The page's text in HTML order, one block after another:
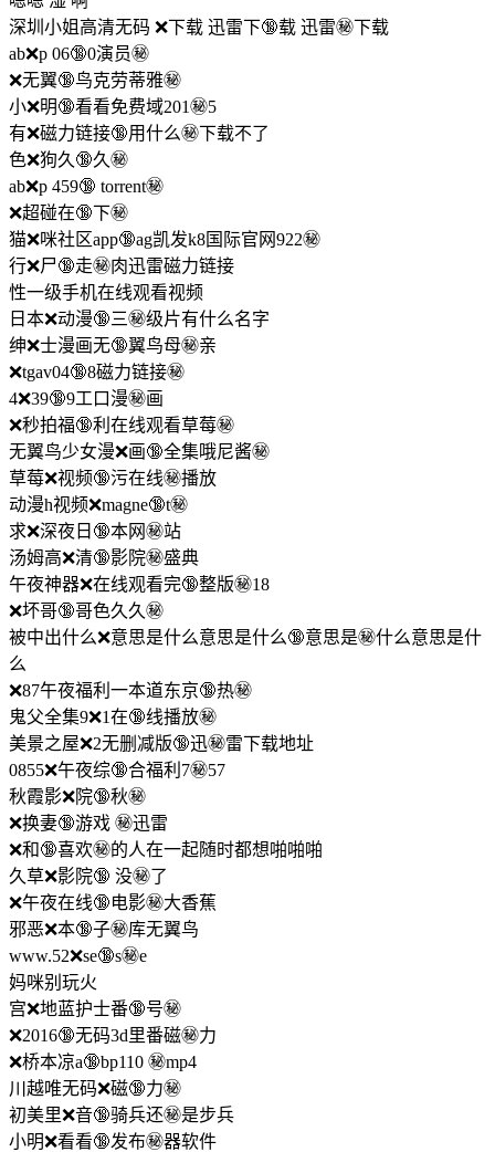
深圳小姐高清无码 ❌下载 迅雷下🔞载 迅雷㊙️下载
ab❌p 06🔞0演员㊙️
❌无翼🔞鸟克劳蒂雅㊙️
小❌明🔞看看免费域201㊙️5
有❌磁力链接🔞用什么㊙️下载不了
色❌狗久🔞久㊙️
ab❌p 459🔞 torrent㊙️
❌超碰在🔞下㊙️
猫❌咪社区app🔞ag凯发k8国际官网922㊙️
行❌尸🔞走㊙️肉迅雷磁力链接
性一级手机在线观看视频
日本❌动漫🔞三㊙️级片有什么名字
绅❌士漫画无🔞翼鸟母㊙️亲
❌tgav04🔞8磁力链接㊙️
4❌39🔞9工口漫㊙️画
❌秒拍福🔞利在线观看草莓㊙️
无翼鸟少女漫❌画🔞全集哦尼酱㊙️
草莓❌视频🔞污在线㊙️播放
动漫h视频❌magne🔞t㊙️
求❌深夜日🔞本网㊙️站
汤姆高❌清🔞影院㊙️盛典
午夜神器❌在线观看完🔞整版㊙️18
❌坏哥🔞哥色久久㊙️
被中出什么❌意思是什么意思是什么🔞意思是㊙️什么意思是什
么
❌87午夜福利一本道东京🔞热㊙️
鬼父全集9❌1在🔞线播放㊙️
美景之屋❌2无删减版🔞迅㊙️雷下载地址
0855❌午夜综🔞合福利7㊙️57
秋霞影❌院🔞秋㊙️
❌换妻🔞游戏 ㊙️迅雷
❌和🔞喜欢㊙️的人在一起随时都想啪啪啪
久草❌影院🔞 没㊙️了
❌午夜在线🔞电影㊙️大香蕉
邪恶❌本🔞子㊙️库无翼鸟
www.52❌se🔞s㊙️e
妈咪别玩火
宫❌地蓝护士番🔞号㊙️
❌2016🔞无码3d里番磁㊙️力
❌桥本凉a🔞bp110 ㊙️mp4
川越唯无码❌磁🔞力㊙️
初美里❌音🔞骑兵还㊙️是步兵
小明❌看看🔞发布㊙️器软件